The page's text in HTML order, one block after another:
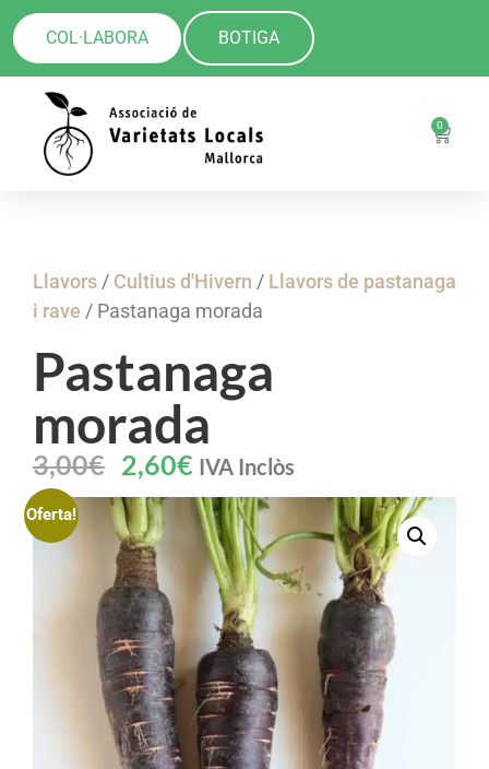
COL·LABORA BOTIGA
0
Llavors / Cultius d'Hivern / Llavors de pastanaga
i rave / Pastanaga morada
Pastanaga
morada
3,00€ 2,60€ IVA Inclòs
Oferta!